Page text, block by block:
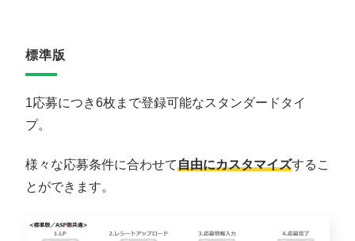
標準版
1応募につき6枚まで登録可能なスタンダードタイ
プ。
様々な応募条件に合わせて自由にカスタマイズするこ
とができます。